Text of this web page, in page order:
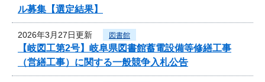
ル募集【選定結果】
2026年3月27日更新 図書館
【岐図工第2号】岐阜県図書館蓄電設備等修繕工事
（営繕工事）に関する一般競争入札公告